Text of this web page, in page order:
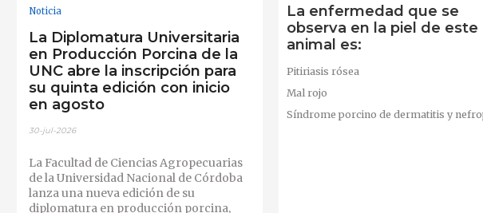
Noticia
La Diplomatura Universitaria
en Producción Porcina de la
UNC abre la inscripción para
su quinta edición con inicio
en agosto
30-jul-2026
La Facultad de Ciencias Agropecuarias
de la Universidad Nacional de Córdoba
lanza una nueva edición de su
diplomatura en producción porcina,
La enfermedad que se
observa en la piel de este
animal es:
Pitiriasis rósea
Mal rojo
Síndrome porcino de dermatitis y